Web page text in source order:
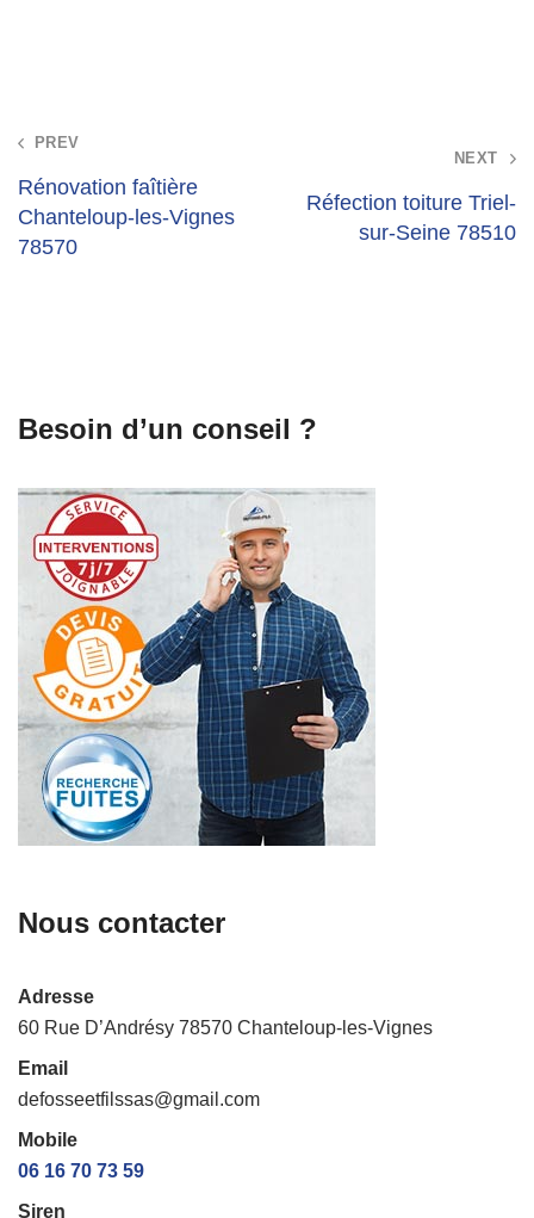
Post
navigation
PREV
Rénovation faîtière
Chanteloup-les-Vignes
78570
NEXT
Réfection toiture Triel-
sur-Seine 78510
Besoin d’un conseil ?
Nous contacter
Adresse
60 Rue D’Andrésy 78570 Chanteloup-les-Vignes
Email
defosseetfilssas@gmail.com
Mobile
06 16 70 73 59
Siren